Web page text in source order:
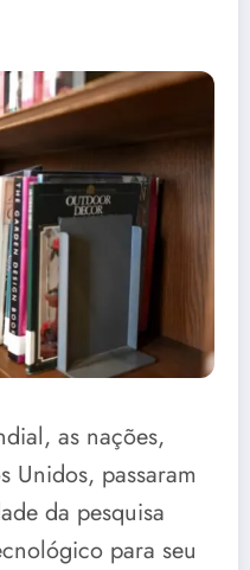
as nações,
Unidos, passaram
da pesquisa
para seu